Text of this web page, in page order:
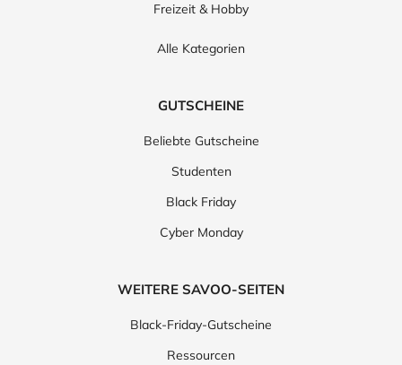
Freizeit & Hobby
Alle Kategorien
GUTSCHEINE
Beliebte Gutscheine
Studenten
Black Friday
Cyber Monday
WEITERE SAVOO-SEITEN
Black-Friday-Gutscheine
Ressourcen